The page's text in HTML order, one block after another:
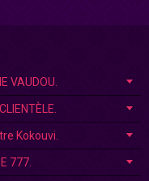
VAUDOU.
Kokouvi.
777.